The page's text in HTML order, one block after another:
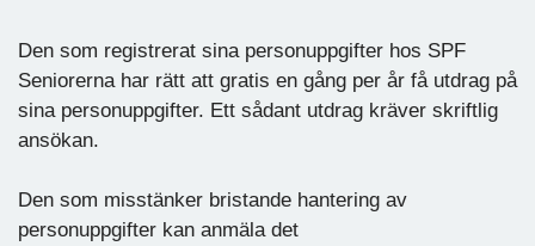
Den som registrerat sina personuppgifter hos SPF
Seniorerna har rätt att gratis en gång per år få utdrag på
sina personuppgifter. Ett sådant utdrag kräver skriftlig
ansökan.
Den som misstänker bristande hantering av
personuppgifter kan anmäla det